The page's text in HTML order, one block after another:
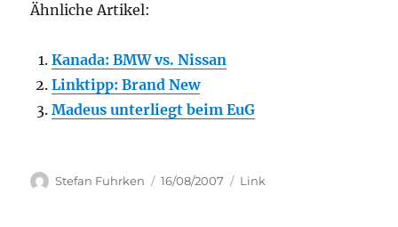
Ähnliche Artikel:
Kanada: BMW vs. Nissan
Linktipp: Brand New
Madeus unterliegt beim EuG
Author
Stefan Fuhrken
Posted
16/08/2007 Categories
Link